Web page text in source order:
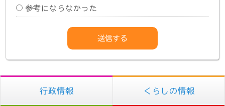
参考にならなかった
行政情報 くらしの情報